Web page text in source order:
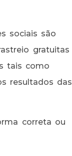
sociais são
gratuitas
tais como
resultados das
correta ou